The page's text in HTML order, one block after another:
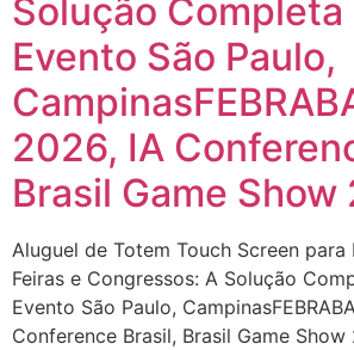
Solução Completa
Evento São Paulo,
2026, IA
Brasil Game Show
Aluguel de Totem Touch Screen para
Feiras e Congressos: A Solução
Evento São Paulo,
Conference Brasil, Brasil Game